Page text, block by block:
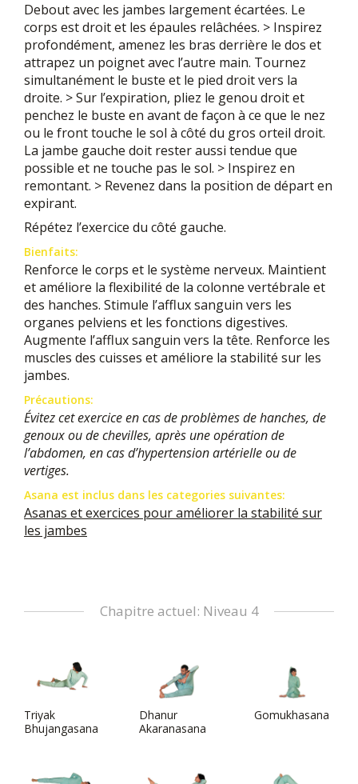
Debout avec les jambes largement écartées. Le
corps est droit et les épaules relâchées. > Inspirez
profondément, amenez les bras derrière le dos et
attrapez un poignet avec l’autre main. Tournez
simultanément le buste et le pied droit vers la
droite. > Sur l’expiration, pliez le genou droit et
penchez le buste en avant de façon à ce que le nez
ou le front touche le sol à côté du gros orteil droit.
La jambe gauche doit rester aussi tendue que
possible et ne touche pas le sol. > Inspirez en
remontant. > Revenez dans la position de départ en
expirant.
Répétez l’exercice du côté gauche.
Bienfaits:
Renforce le corps et le système nerveux. Maintient
et améliore la flexibilité de la colonne vertébrale et
des hanches. Stimule l’afflux sanguin vers les
organes pelviens et les fonctions digestives.
Augmente l’afflux sanguin vers la tête. Renforce les
muscles des cuisses et améliore la stabilité sur les
jambes.
Précautions:
Évitez cet exercice en cas de problèmes de hanches, de
genoux ou de chevilles, après une opération de
l’abdomen, en cas d’hypertension artérielle ou de
vertiges.
Asana est inclus dans les categories suivantes:
Asanas et exercices pour améliorer la stabilité sur
les jambes
Chapitre actuel: Niveau 4
Triyak
Bhujangasana
Dhanur
Akaranasana
Gomukhasana